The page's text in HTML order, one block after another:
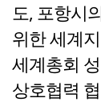
도, 포항시
위한 세계
세계총회
상호협력